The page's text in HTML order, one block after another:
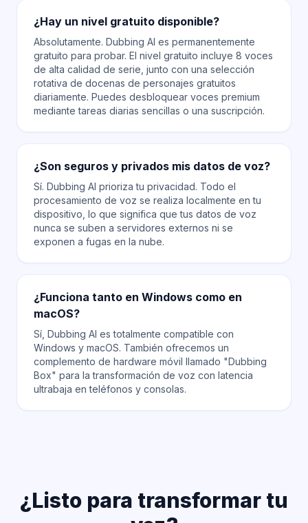
¿Hay un nivel gratuito disponible?
Absolutamente. Dubbing AI es permanentemente
gratuito para probar. El nivel gratuito incluye 8 voces
de alta calidad de serie, junto con una selección
rotativa de docenas de personajes gratuitos
diariamente. Puedes desbloquear voces premium
mediante tareas diarias sencillas o una suscripción.
¿Son seguros y privados mis datos de voz?
Sí. Dubbing AI prioriza tu privacidad. Todo el
procesamiento de voz se realiza localmente en tu
dispositivo, lo que significa que tus datos de voz
nunca se suben a servidores externos ni se
exponen a fugas en la nube.
¿Funciona tanto en Windows como en
macOS?
Sí, Dubbing AI es totalmente compatible con
Windows y macOS. También ofrecemos un
complemento de hardware móvil llamado "Dubbing
Box" para la transformación de voz con latencia
ultrabaja en teléfonos y consolas.
¿Listo para transformar tu